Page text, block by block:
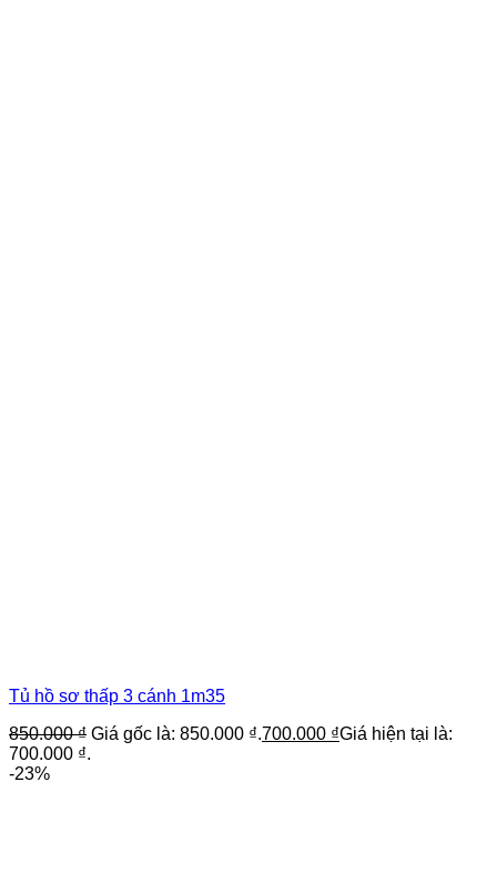
Tủ hồ sơ thấp 3 cánh 1m35
850.000₫ Giá gốc là: 850.000 ₫.700.000 ₫Giá hiện tại là:
700.000 ₫.
-23%